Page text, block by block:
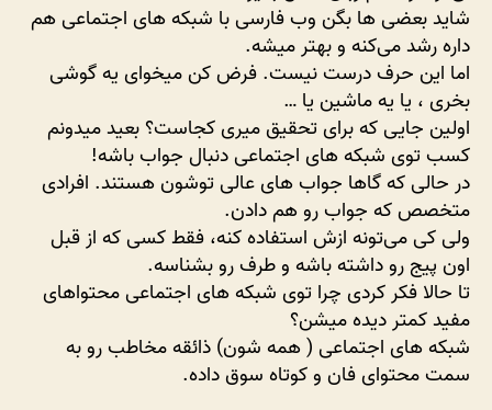
شاید بعضی ها بگن وب فارسی با شبکه های اجتماعی هم
داره رشد می‌کنه و بهتر میشه.
اما این حرف درست نیست. فرض کن میخوای یه گوشی
بخری ، یا یه ماشین یا …
اولین جایی که برای تحقیق میری کجاست؟ بعید میدونم
کسب توی شبکه های اجتماعی دنبال جواب باشه!
در حالی که گاها جواب های عالی توشون هستند. افرادی
متخصص که جواب رو هم دادن.
ولی کی می‌تونه ازش استفاده کنه، فقط کسی که از قبل
اون پیج رو داشته باشه و طرف رو بشناسه.
تا حالا فکر کردی چرا توی شبکه های اجتماعی محتواهای
مفید کمتر دیده میشن؟
شبکه های اجتماعی ( همه شون) ذائقه مخاطب رو به
سمت محتوای فان و کوتاه سوق داده.